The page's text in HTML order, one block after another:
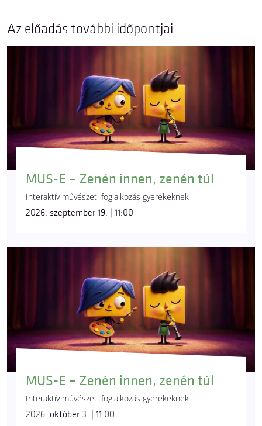
Az előadás további időpontjai
MUS-E – Zenén innen, zenén túl
Interaktív művészeti foglalkozás gyerekeknek
2026. szeptember 19. | 11:00
MUS-E – Zenén innen, zenén túl
Interaktív művészeti foglalkozás gyerekeknek
2026. október 3. | 11:00